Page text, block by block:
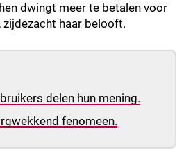
dwingt meer te betalen voor
haar belooft.
delen hun mening.
fenomeen.